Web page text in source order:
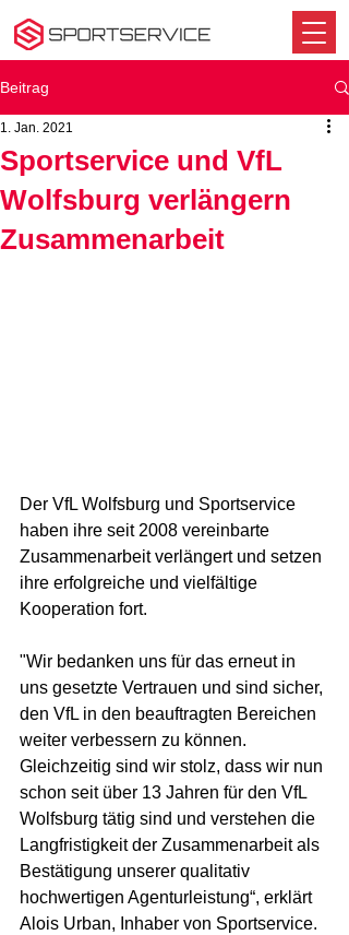
Beitrag
Sportservice und VfL
Wolfsburg verlängern
Zusammenarbeit
1. Jan. 2021
Der VfL Wolfsburg und Sportservice
haben ihre seit 2008 vereinbarte
Zusammenarbeit verlängert und setzen
ihre erfolgreiche und vielfältige
Kooperation fort.
"Wir bedanken uns für das erneut in
uns gesetzte Vertrauen und sind sicher,
den VfL in den beauftragten Bereichen
weiter verbessern zu können.
Gleichzeitig sind wir stolz, dass wir nun
schon seit über 13 Jahren für den VfL
Wolfsburg tätig sind und verstehen die
Langfristigkeit der Zusammenarbeit als
Bestätigung unserer qualitativ
hochwertigen Agenturleistung“, erklärt
Alois Urban, Inhaber von Sportservice.